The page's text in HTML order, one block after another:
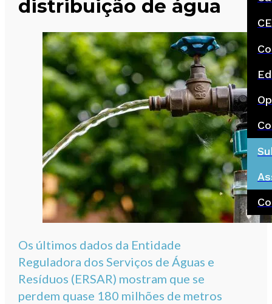
distribuição de água
Os últimos dados da Entidade
Reguladora dos Serviços de Águas e
Resíduos (ERSAR) mostram que se
perdem quase 180 milhões de metros